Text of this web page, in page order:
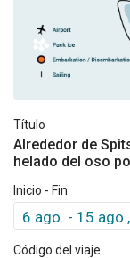
Título
Alrededor de
helado del oso
Inicio - Fin
Código del viaje